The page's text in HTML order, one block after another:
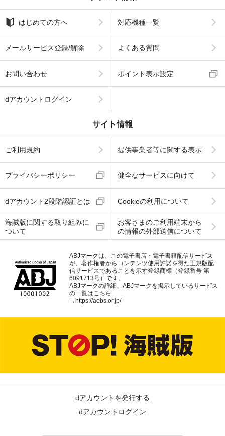
はじめての方へ 対応機種一覧
メールサービス登録/解除 よくある質問
お問い合わせ ポイント表示設定
dアカウントログイン
サイト情報
ご利用規約 提供事業者等に関する表示
プライバシーポリシー 健全なサービスに向けて
dアカウント2段階認証とは Cookieの利用について
海賊版に関する取り組みに
ついて
お客さまのご利用端末から
の情報の外部送信について
ABJマークは、この電子書店・電子書籍配信サービス
が、著作権者からコンテンツ使用許諾を得た正規版配
信サービスであることを示す登録商標（登録番号 第
6091713号）です。
ABJマークの詳細、ABJマークを掲示しているサービス
の一覧はこちら
→https://aebs.or.jp/
dアカウントを発行する
dアカウントログイン